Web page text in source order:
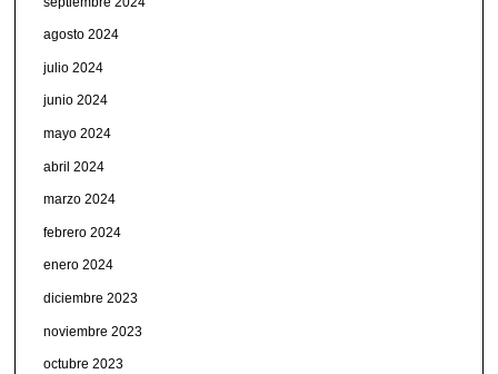
agosto 2024
julio 2024
junio 2024
mayo 2024
abril 2024
marzo 2024
febrero 2024
enero 2024
diciembre 2023
noviembre 2023
octubre 2023